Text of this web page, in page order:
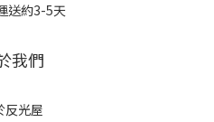
送約3-5天
我們
反光屋